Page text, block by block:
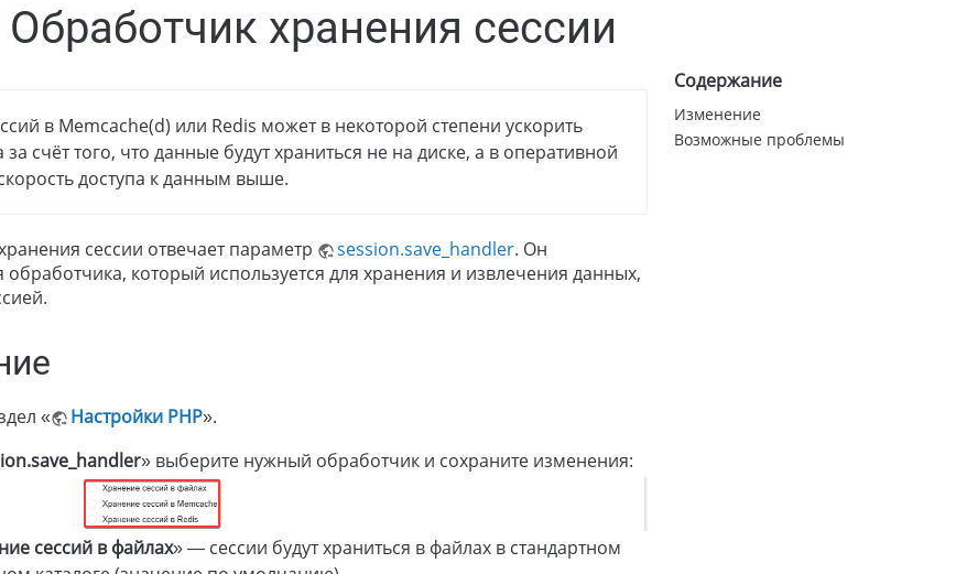
хранения сессии
в Memcache(d) или Redis может в некоторой степени ускорить
за счёт того, что данные будут храниться не на диске, а в оперативной
доступа к данным выше.
сессии отвечает параметр session.save_handler. Он
обработчика, который используется для хранения и извлечения данных,
« Настройки PHP».
» выберите нужный обработчик и сохраните изменения:
сессий в файлах» — сессии будут храниться в файлах в стандартном
Содержание
Изменение
Возможные проблемы